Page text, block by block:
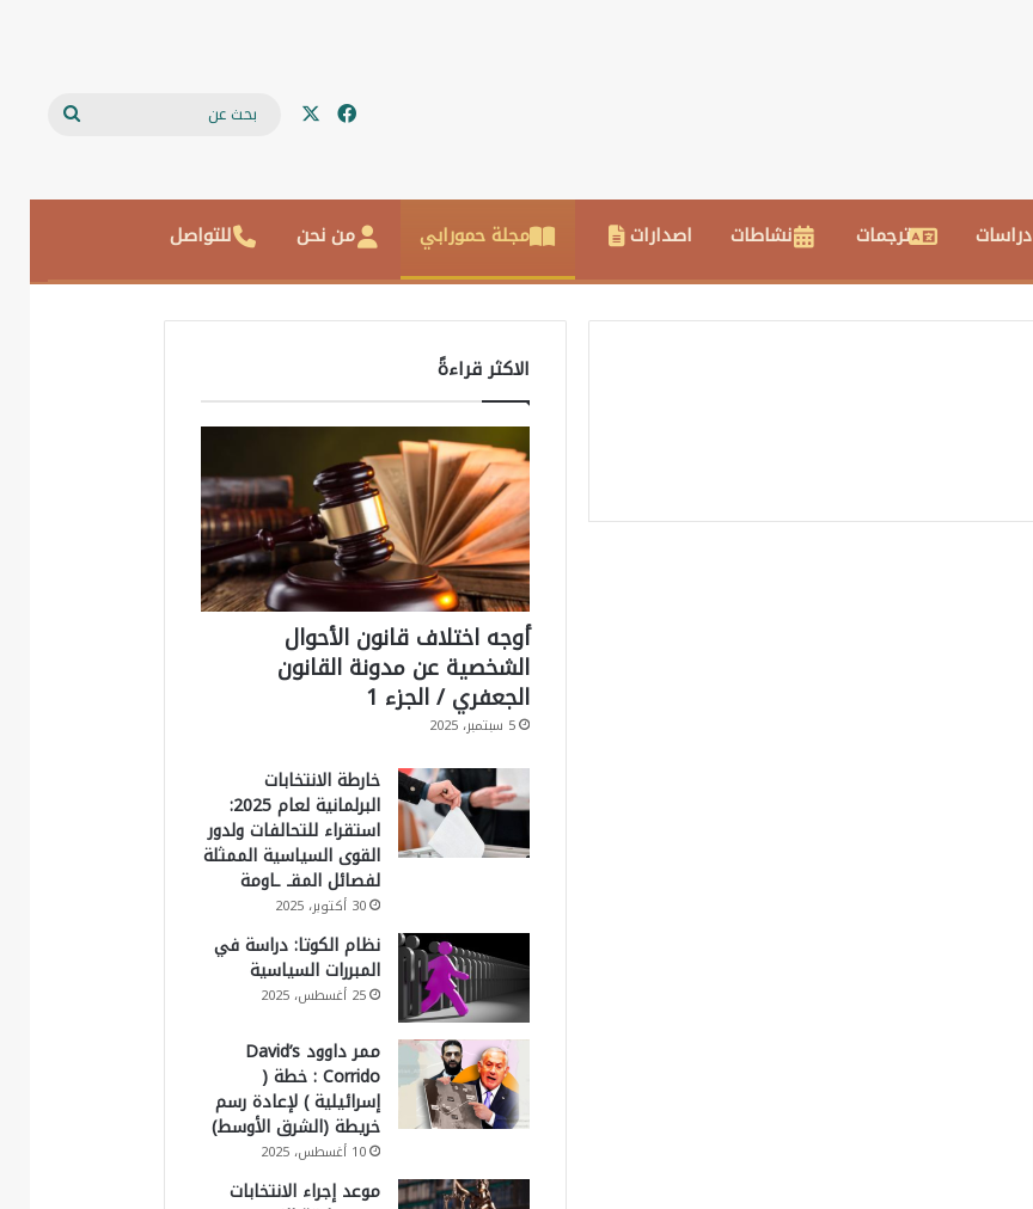
فيسبوك
دراسات ترجمات نشاطات اصدارات مجلة حمورابي من نحن للتواصل
الاكثر قراءةً
أوجه اختلاف قانون الأحوال
الشخصية عن مدونة القانون
الجعفري / الجزء 1
5 سبتمبر، 2025
خارطة الانتخابات
البرلمانية لعام 2025:
استقراء للتحالفات ولدور
القوى السياسية الممثلة
لفصائل المقـ ـاومة
30 أكتوبر، 2025
نظام الكوتا: دراسة في
المبررات السياسية
25 أغسطس، 2025
ممر داوود David’s
Corrido : خطة (
إسرائيلية ) لإعادة رسم
خريطة (الشرق الأوسط)
10 أغسطس، 2025
موعد إجراء الانتخابات